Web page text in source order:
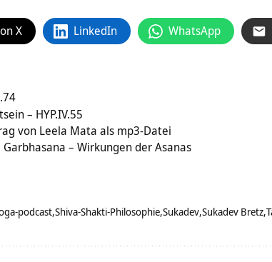
X LinkedIn WhatsApp
– HYP.IV.55
von Leela Mata als mp3-Datei
Garbhasana – Wirkungen der Asanas
podcast Shiva-Shakti-Philosophie Sukadev Sukadev Bretz